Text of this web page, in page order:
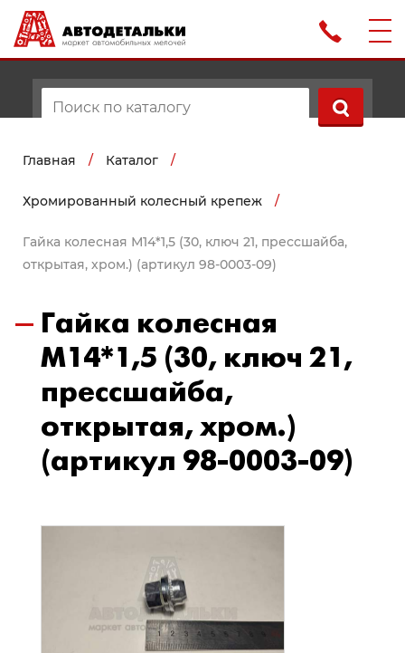
Главная / Каталог /
Хромированный колесный крепеж /
Гайка колесная М14*1,5 (30, ключ 21, прессшайба,
открытая, хром.) (артикул 98-0003-09)
Гайка колесная
М14*1,5 (30, ключ 21,
прессшайба,
открытая, хром.)
(артикул 98-0003-09)